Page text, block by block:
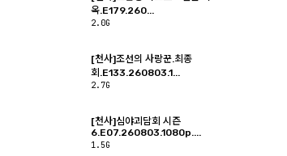
옥.E179.260...
2.0G
[천사]조선의 사랑꾼.최종
회.E133.260803.1...
2.7G
[천사]심야괴담회 시즌
6.E07.260803.1080p....
1.5G